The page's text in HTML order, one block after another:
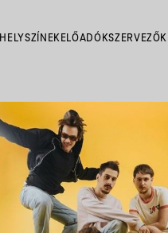
HELYSZÍNEK ELŐADÓKSZERVEZŐK